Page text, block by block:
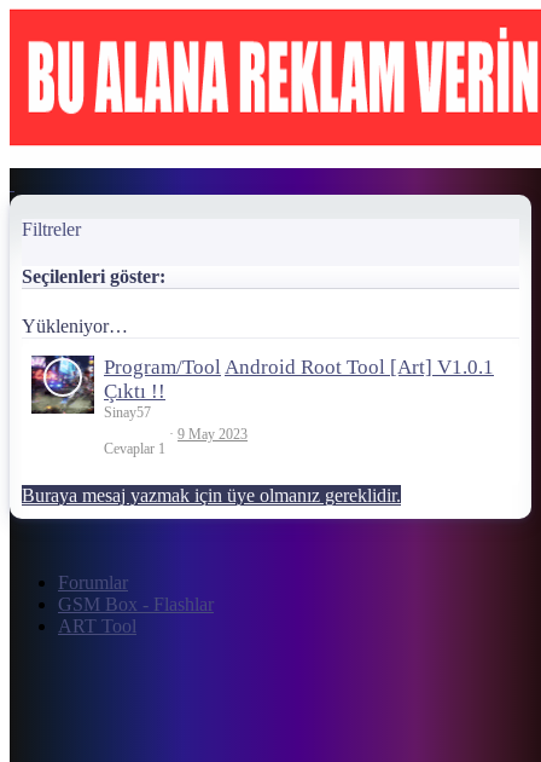
Filtreler
Seçilenleri göster:
Yükleniyor…
Program/Tool Android Root Tool [Art] V1.0.1
Çıktı !!
Sinay57
Cevaplar 1
9 May 2023
Buraya mesaj yazmak için üye olmanız gereklidir.
Forumlar
GSM Box - Flashlar
ART Tool